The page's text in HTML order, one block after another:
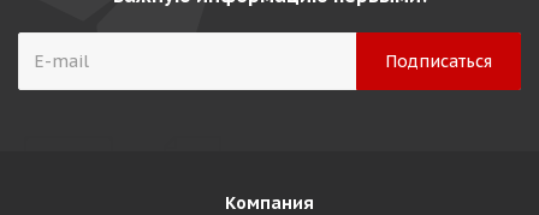
Компания